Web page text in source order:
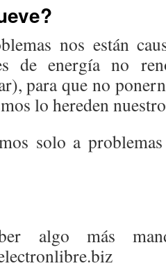
nos están
de energía no
para que no
lo hereden
solo a
algo más